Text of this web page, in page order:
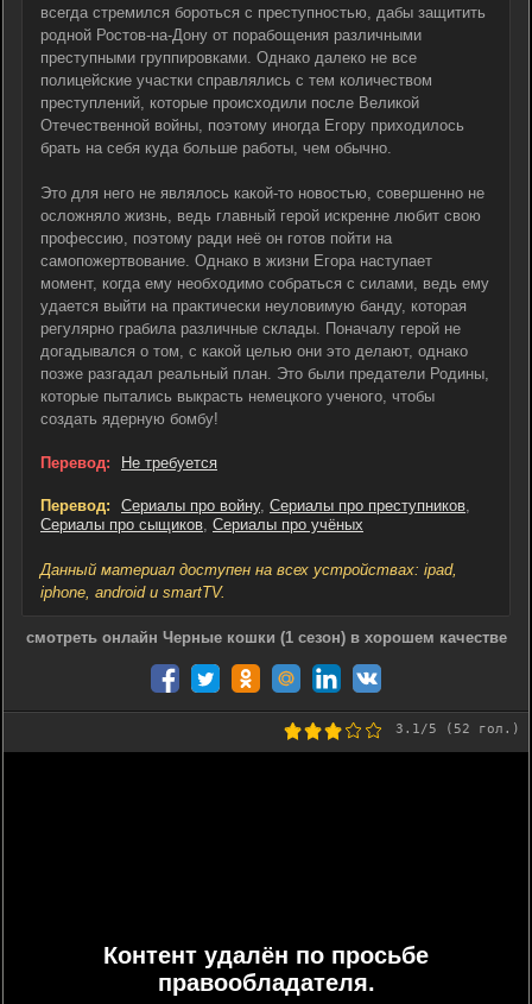
всегда стремился бороться с преступностью, дабы защитить
родной Ростов-на-Дону от порабощения различными
преступными группировками. Однако далеко не все
полицейские участки справлялись с тем количеством
преступлений, которые происходили после Великой
Отечественной войны, поэтому иногда Егору приходилось
брать на себя куда больше работы, чем обычно.
Это для него не являлось какой-то новостью, совершенно не
осложняло жизнь, ведь главный герой искренне любит свою
профессию, поэтому ради неё он готов пойти на
самопожертвование. Однако в жизни Егора наступает
момент, когда ему необходимо собраться с силами, ведь ему
удается выйти на практически неуловимую банду, которая
регулярно грабила различные склады. Поначалу герой не
догадывался о том, с какой целью они это делают, однако
позже разгадал реальный план. Это были предатели Родины,
которые пытались выкрасть немецкого ученого, чтобы
создать ядерную бомбу!
Перевод: Не требуется
Перевод: Сериалы про войну, Сериалы про преступников,
Сериалы про сыщиков, Сериалы про учёных
Данный материал доступен на всех устройствах: ipad,
iphone, android и smartTV.
смотреть онлайн Черные кошки (1 сезон) в хорошем качестве
3.1/5 (52 гол.)
Контент удалён по просьбе
правообладателя.